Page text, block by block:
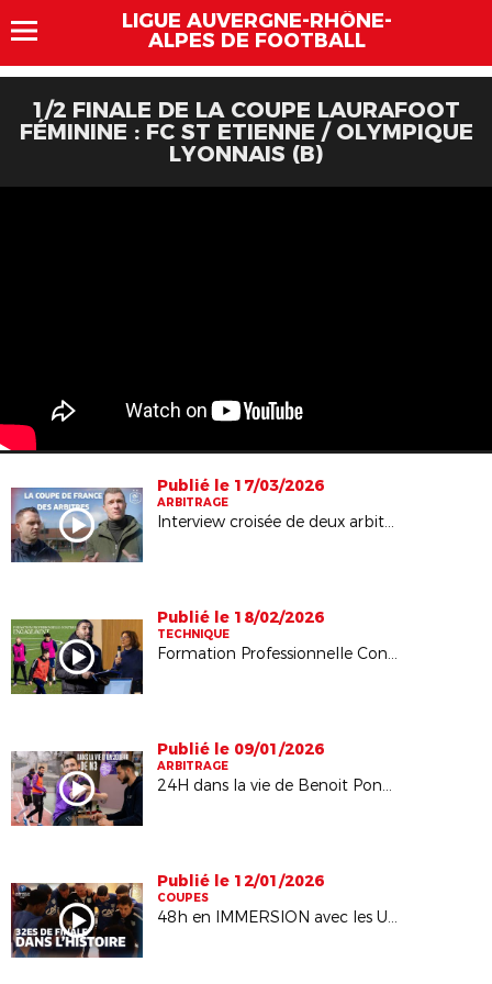
LIGUE AUVERGNE-RHÔNE-
ALPES DE FOOTBALL
1/2 FINALE DE LA COUPE LAURAFOOT
FÉMININE : FC ST ETIENNE / OLYMPIQUE
LYONNAIS (B)
Publié le 17/03/2026
ARBITRAGE
Interview croisée de deux arbitres passionnés
Publié le 18/02/2026
TECHNIQUE
Formation Professionnelle Continue : Foot engagé !
Publié le 09/01/2026
ARBITRAGE
24H dans la vie de Benoit Poncet, joueur de Hauts Lyonnais
Publié le 12/01/2026
COUPES
48h en IMMERSION avec les U18 du RC Vichy